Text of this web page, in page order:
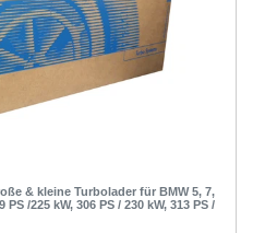
& kleine Turbolader für BMW 5, 7,
/225 kW, 306 PS / 230 kW, 313 PS /